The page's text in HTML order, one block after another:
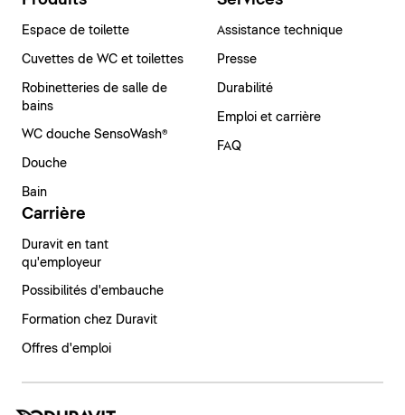
Espace de toilette
Cuvettes de WC et toilettes
Robinetteries de salle de
bains
WC douche SensoWash®
Douche
Bain
Assistance technique
Presse
Durabilité
Emploi et carrière
FAQ
Carrière
Duravit en tant
qu'employeur
Possibilités d'embauche
Formation chez Duravit
Offres d'emploi